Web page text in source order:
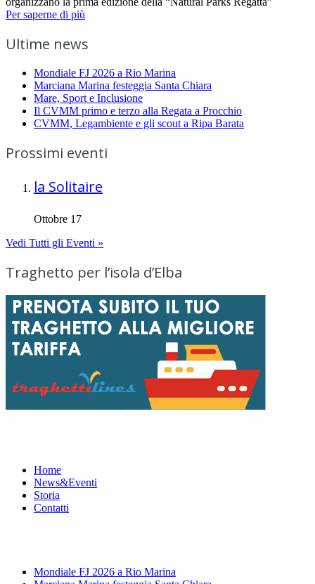
Per saperne di più
Ultime news
Mondiale FJ 2026 a Rio Marina
Marciana Marina festeggia Santa Chiara
Mare, Sport e Inclusione
Il CVMM primo e terzo alla Regata a Procchio
CVMM, Legambiente e gli scout a Ripa Barata
Prossimi eventi
la Solitaire
Ottobre 17
Vedi Tutti gli Eventi »
Traghetto per l’isola d’Elba
Home
News&Eventi
Storia
Contatti
Mondiale FJ 2026 a Rio Marina